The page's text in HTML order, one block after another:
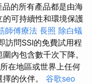
的所有產品都是由海
可持續性和環境保護
師傅療法 長照 除白蟻
訪問SSI的免費試用程
內包含數千次下降。
在地區或世界上任何
的伙伴。 谷歌seo